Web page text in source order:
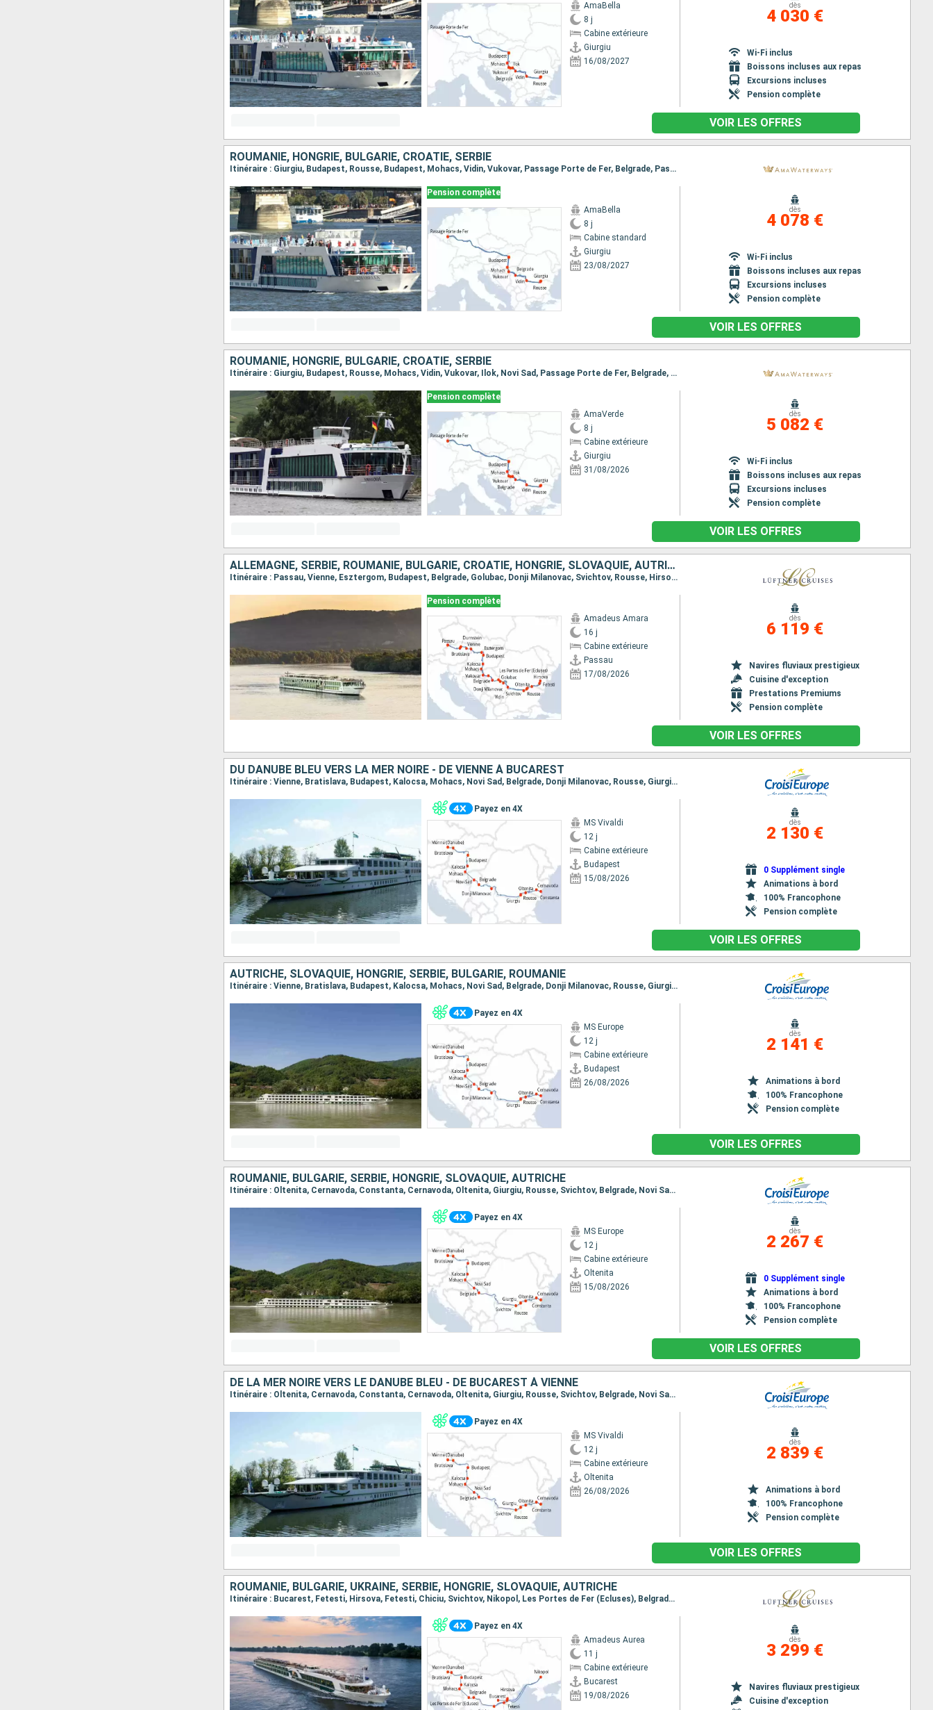
AmaBella
8 j
Cabine extérieure
Giurgiu
16/08/2027
dès
4 030 €
Wi-Fi inclus
Boissons incluses aux repas
Excursions incluses
Pension complète
VOIR LES OFFRES
ROUMANIE, HONGRIE, BULGARIE, CROATIE, SERBIE
Itinéraire : Giurgiu, Budapest, Rousse, Budapest, Mohacs, Vidin, Vukovar, Passage Porte de Fer, Belgrade, Passage Porte de Fer, Belgrade, Vukovar, Vidin, Mohacs, Rousse, Budapest, Giurgiu
Pension complète
AmaBella
8 j
Cabine standard
Giurgiu
23/08/2027
dès
4 078 €
Wi-Fi inclus
Boissons incluses aux repas
Excursions incluses
Pension complète
VOIR LES OFFRES
ROUMANIE, HONGRIE, BULGARIE, CROATIE, SERBIE
Itinéraire : Giurgiu, Budapest, Rousse, Mohacs, Vidin, Vukovar, Ilok, Novi Sad, Passage Porte de Fer, Belgrade, Passage Porte de Fer, Belgrade, Vukovar, Novi Sad, Vidin, Rousse, Mohacs, Budapest, Giurgiu
Pension complète
AmaVerde
8 j
Cabine extérieure
Giurgiu
31/08/2026
dès
5 082 €
Wi-Fi inclus
Boissons incluses aux repas
Excursions incluses
Pension complète
VOIR LES OFFRES
ALLEMAGNE, SERBIE, ROUMANIE, BULGARIE, CROATIE, HONGRIE, SLOVAQUIE, AUTRICHE
Itinéraire : Passau, Vienne, Esztergom, Budapest, Belgrade, Golubac, Donji Milanovac, Svichtov, Rousse, Hirsova, Fetesti, Oltenita, Giurgiu, Vidin, Les Portes de Fer (Ecluses), Novi Sad, Vukovar, Mohacs, Kalocsa, Budapest, Bratislava, Durnstein, Melk, Passau
Pension complète
Amadeus Amara
16 j
Cabine extérieure
Passau
17/08/2026
dès
6 119 €
Navires fluviaux prestigieux
Cuisine d'exception
Prestations Premiums
Pension complète
VOIR LES OFFRES
DU DANUBE BLEU VERS LA MER NOIRE - DE VIENNE À BUCAREST
Itinéraire : Vienne, Bratislava, Budapest, Kalocsa, Mohacs, Novi Sad, Belgrade, Donji Milanovac, Rousse, Giurgiu, Cernavoda, Constanta, Cernavoda, Oltenita
Payez en 4X
MS Vivaldi
12 j
Cabine extérieure
Budapest
15/08/2026
dès
2 130 €
0 Supplément single
Animations à bord
100% Francophone
Pension complète
VOIR LES OFFRES
AUTRICHE, SLOVAQUIE, HONGRIE, SERBIE, BULGARIE, ROUMANIE
Itinéraire : Vienne, Bratislava, Budapest, Kalocsa, Mohacs, Novi Sad, Belgrade, Donji Milanovac, Rousse, Giurgiu, Cernavoda, Constanta, Cernavoda, Oltenita
Payez en 4X
MS Europe
12 j
Cabine extérieure
Budapest
26/08/2026
dès
2 141 €
Animations à bord
100% Francophone
Pension complète
VOIR LES OFFRES
ROUMANIE, BULGARIE, SERBIE, HONGRIE, SLOVAQUIE, AUTRICHE
Itinéraire : Oltenita, Cernavoda, Constanta, Cernavoda, Oltenita, Giurgiu, Rousse, Svichtov, Belgrade, Novi Sad, Mohacs, Kalocsa, Budapest, Bratislava, Vienne
Payez en 4X
MS Europe
12 j
Cabine extérieure
Oltenita
15/08/2026
dès
2 267 €
0 Supplément single
Animations à bord
100% Francophone
Pension complète
VOIR LES OFFRES
DE LA MER NOIRE VERS LE DANUBE BLEU - DE BUCAREST À VIENNE
Itinéraire : Oltenita, Cernavoda, Constanta, Cernavoda, Oltenita, Giurgiu, Rousse, Svichtov, Belgrade, Novi Sad, Mohacs, Kalocsa, Budapest, Bratislava, Vienne
Payez en 4X
MS Vivaldi
12 j
Cabine extérieure
Oltenita
26/08/2026
dès
2 839 €
Animations à bord
100% Francophone
Pension complète
VOIR LES OFFRES
ROUMANIE, BULGARIE, UKRAINE, SERBIE, HONGRIE, SLOVAQUIE, AUTRICHE
Itinéraire : Bucarest, Fetesti, Hirsova, Fetesti, Chiciu, Svichtov, Nikopol, Les Portes de Fer (Ecluses), Belgrade, Mohacs, Kalocsa, Budapest, Bratislava, Vienne
Payez en 4X
Amadeus Aurea
11 j
Cabine extérieure
Bucarest
19/08/2026
dès
3 299 €
Navires fluviaux prestigieux
Cuisine d'exception